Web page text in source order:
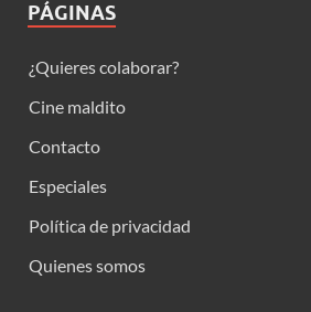
PÁGINAS
¿Quieres colaborar?
Cine maldito
Contacto
Especiales
Política de privacidad
Quienes somos